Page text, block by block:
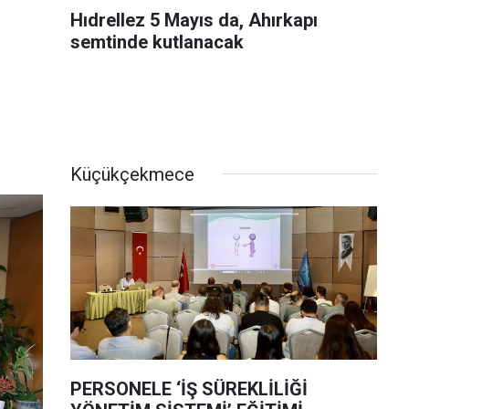
Hıdrellez 5 Mayıs da, Ahırkapı
semtinde kutlanacak
Küçükçekmece
PERSONELE ‘İŞ SÜREKLİLİĞİ